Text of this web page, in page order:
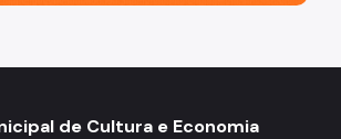
de Cultura e Economia